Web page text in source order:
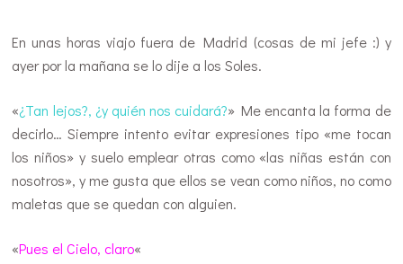
En unas horas viajo fuera de Madrid (cosas de mi jefe :) y
ayer por la mañana se lo dije a los Soles.
«¿Tan lejos?, ¿y quién nos cuidará?» Me encanta la forma de
decirlo… Siempre intento evitar expresiones tipo «me tocan
los niños» y suelo emplear otras como «las niñas están con
nosotros», y me gusta que ellos se vean como niños, no como
maletas que se quedan con alguien.
«Pues el Cielo, claro«